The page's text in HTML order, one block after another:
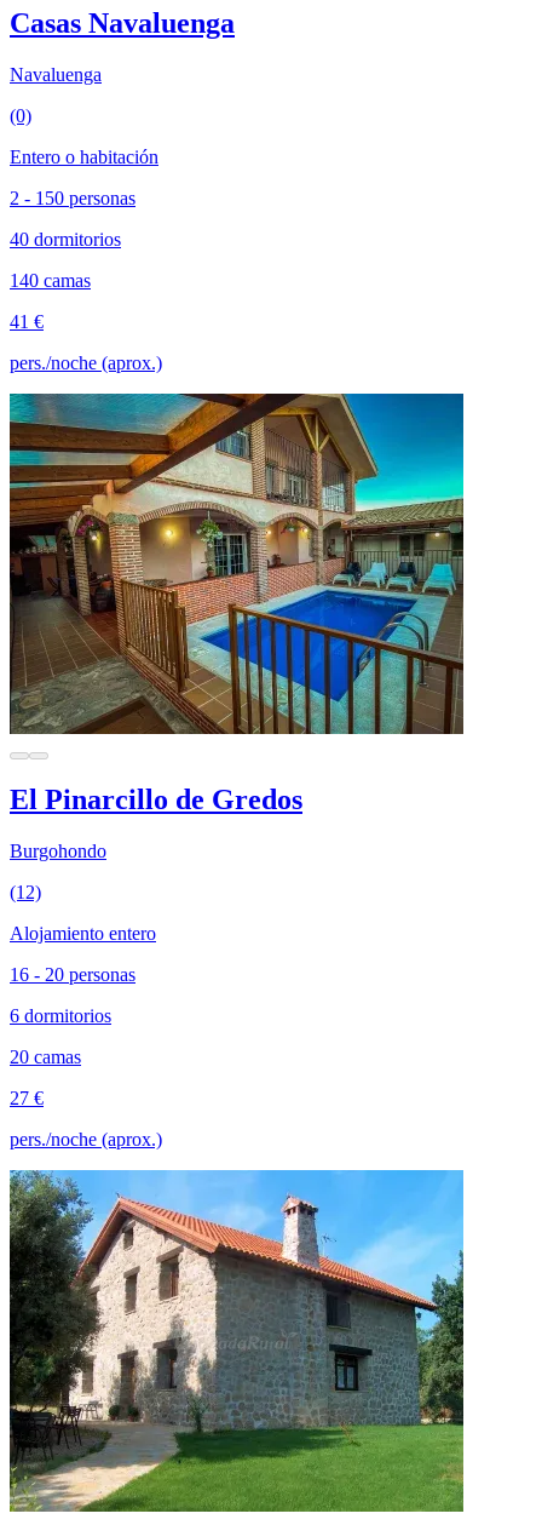
Casas Navaluenga
Navaluenga
(0)
Entero o habitación
2 - 150 personas
40 dormitorios
140 camas
41 €
pers./noche (aprox.)
El Pinarcillo de Gredos
Burgohondo
(12)
Alojamiento entero
16 - 20 personas
6 dormitorios
20 camas
27 €
pers./noche (aprox.)